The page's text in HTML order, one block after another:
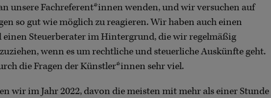
unsere Fachreferent*innen wenden, und wir versuchen auf
so gut wie möglich zu reagieren. Wir haben auch einen
Steuerberater im Hintergrund, die wir regelmäßig
wenn es um rechtliche und steuerliche Auskünfte geht.
die Fragen der Künstler*innen sehr viel.
wir im Jahr 2022, davon die meisten mit mehr als einer Stunde